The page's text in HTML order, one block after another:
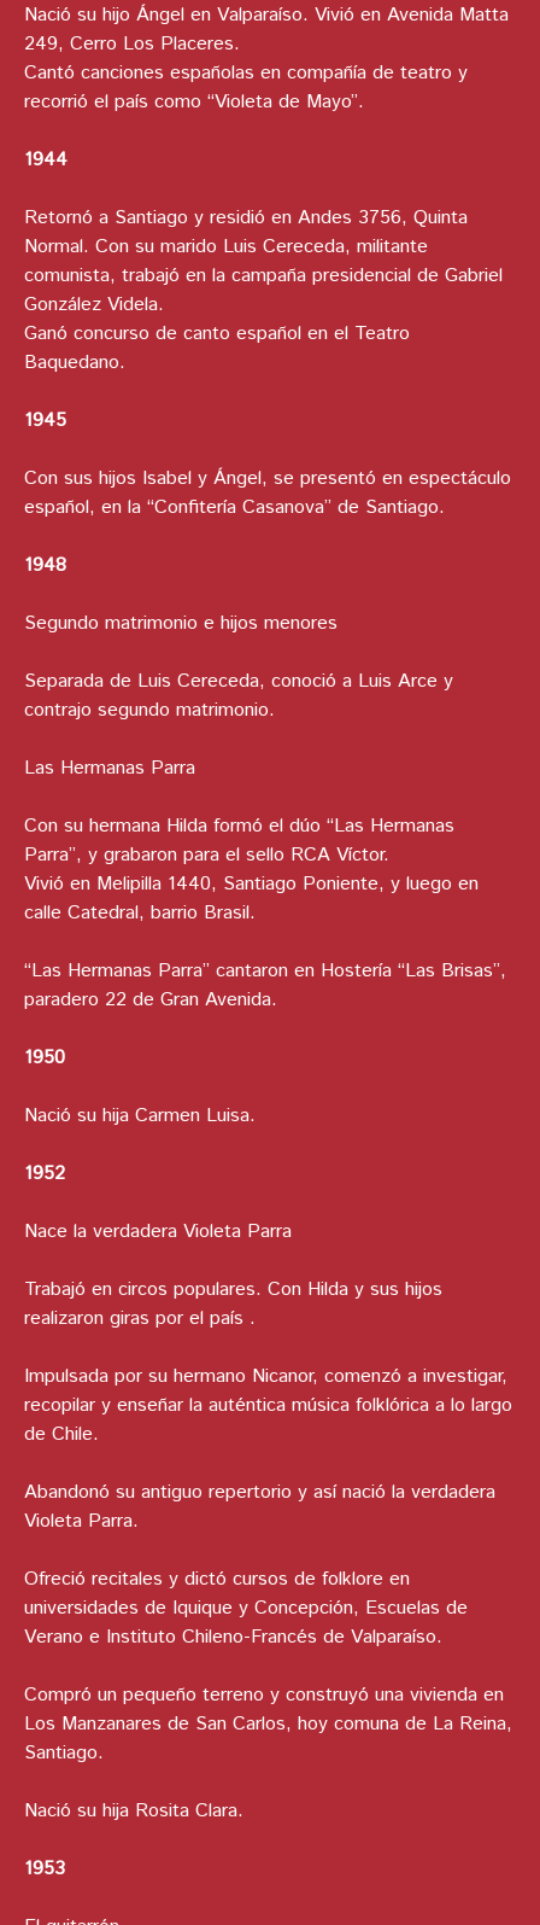
Nació su hijo Ángel en Valparaíso. Vivió en Avenida Matta
249, Cerro Los Placeres.
Cantó canciones españolas en compañía de teatro y
recorrió el país como “Violeta de Mayo”.
1944
Retornó a Santiago y residió en Andes 3756, Quinta
Normal. Con su marido Luis Cereceda, militante
comunista, trabajó en la campaña presidencial de Gabriel
González Videla.
Ganó concurso de canto español en el Teatro
Baquedano.
1945
Con sus hijos Isabel y Ángel, se presentó en espectáculo
español, en la “Confitería Casanova” de Santiago.
1948
Segundo matrimonio e hijos menores
Separada de Luis Cereceda, conoció a Luis Arce y
contrajo segundo matrimonio.
Las Hermanas Parra
Con su hermana Hilda formó el dúo “Las Hermanas
Parra”, y grabaron para el sello RCA Víctor.
Vivió en Melipilla 1440, Santiago Poniente, y luego en
calle Catedral, barrio Brasil.
“Las Hermanas Parra” cantaron en Hostería “Las Brisas”,
paradero 22 de Gran Avenida.
1950
Nació su hija Carmen Luisa.
1952
Nace la verdadera Violeta Parra
Trabajó en circos populares. Con Hilda y sus hijos
realizaron giras por el país .
Impulsada por su hermano Nicanor, comenzó a investigar,
recopilar y enseñar la auténtica música folklórica a lo largo
de Chile.
Abandonó su antiguo repertorio y así nació la verdadera
Violeta Parra.
Ofreció recitales y dictó cursos de folklore en
universidades de Iquique y Concepción, Escuelas de
Verano e Instituto Chileno-Francés de Valparaíso.
Compró un pequeño terreno y construyó una vivienda en
Los Manzanares de San Carlos, hoy comuna de La Reina,
Santiago.
Nació su hija Rosita Clara.
1953